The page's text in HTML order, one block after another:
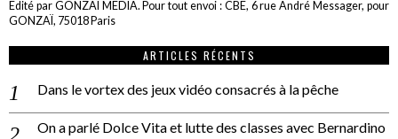
Edité par GONZAÏ MEDIA. Pour tout envoi : CBE, 6 rue André Messager, pour
GONZAÏ, 75018 Paris
ARTICLES RÉCENTS
Dans le vortex des jeux vidéo consacrés à la pêche
On a parlé Dolce Vita et lutte des classes avec Bernardino